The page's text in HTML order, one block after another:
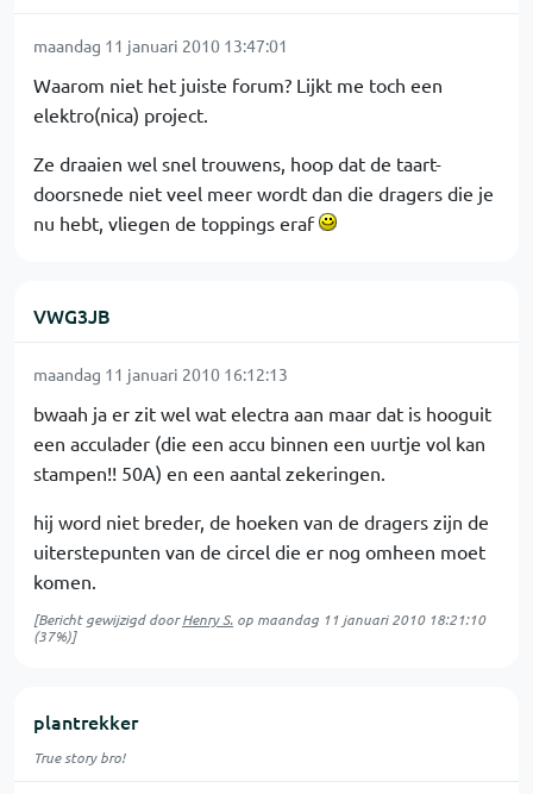
maandag 11 januari 2010 13:47:01
Waarom niet het juiste forum? Lijkt me toch een
elektro(nica) project.
Ze draaien wel snel trouwens, hoop dat de taart-
doorsnede niet veel meer wordt dan die dragers die je
nu hebt, vliegen de toppings eraf
VWG3JB
maandag 11 januari 2010 16:12:13
bwaah ja er zit wel wat electra aan maar dat is hooguit
een acculader (die een accu binnen een uurtje vol kan
stampen!! 50A) en een aantal zekeringen.
hij word niet breder, de hoeken van de dragers zijn de
uiterstepunten van de circel die er nog omheen moet
komen.
[Bericht gewijzigd doorHenry S. op maandag 11 januari 2010 18:21:10
(37%)]
plantrekker
True story bro!